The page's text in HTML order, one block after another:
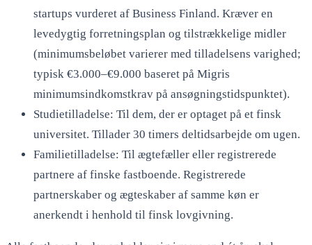
startups vurderet af Business Finland. Kræver en
levedygtig forretningsplan og tilstrækkelige midler
(minimumsbeløbet varierer med tilladelsens varighed;
typisk €3.000–€9.000 baseret på Migris
minimumsindkomstkrav på ansøgningstidspunktet).
Studietilladelse: Til dem, der er optaget på et finsk
universitet. Tillader 30 timers deltidsarbejde om ugen.
Familietilladelse: Til ægtefæller eller registrerede
partnere af finske fastboende. Registrerede
partnerskaber og ægteskaber af samme køn er
anerkendt i henhold til finsk lovgivning.